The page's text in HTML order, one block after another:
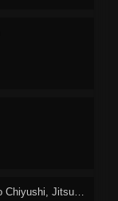
Party kara Tsuihou sareta Sono Chiyushi, Jitsu wa Saikyou ni Tsuki